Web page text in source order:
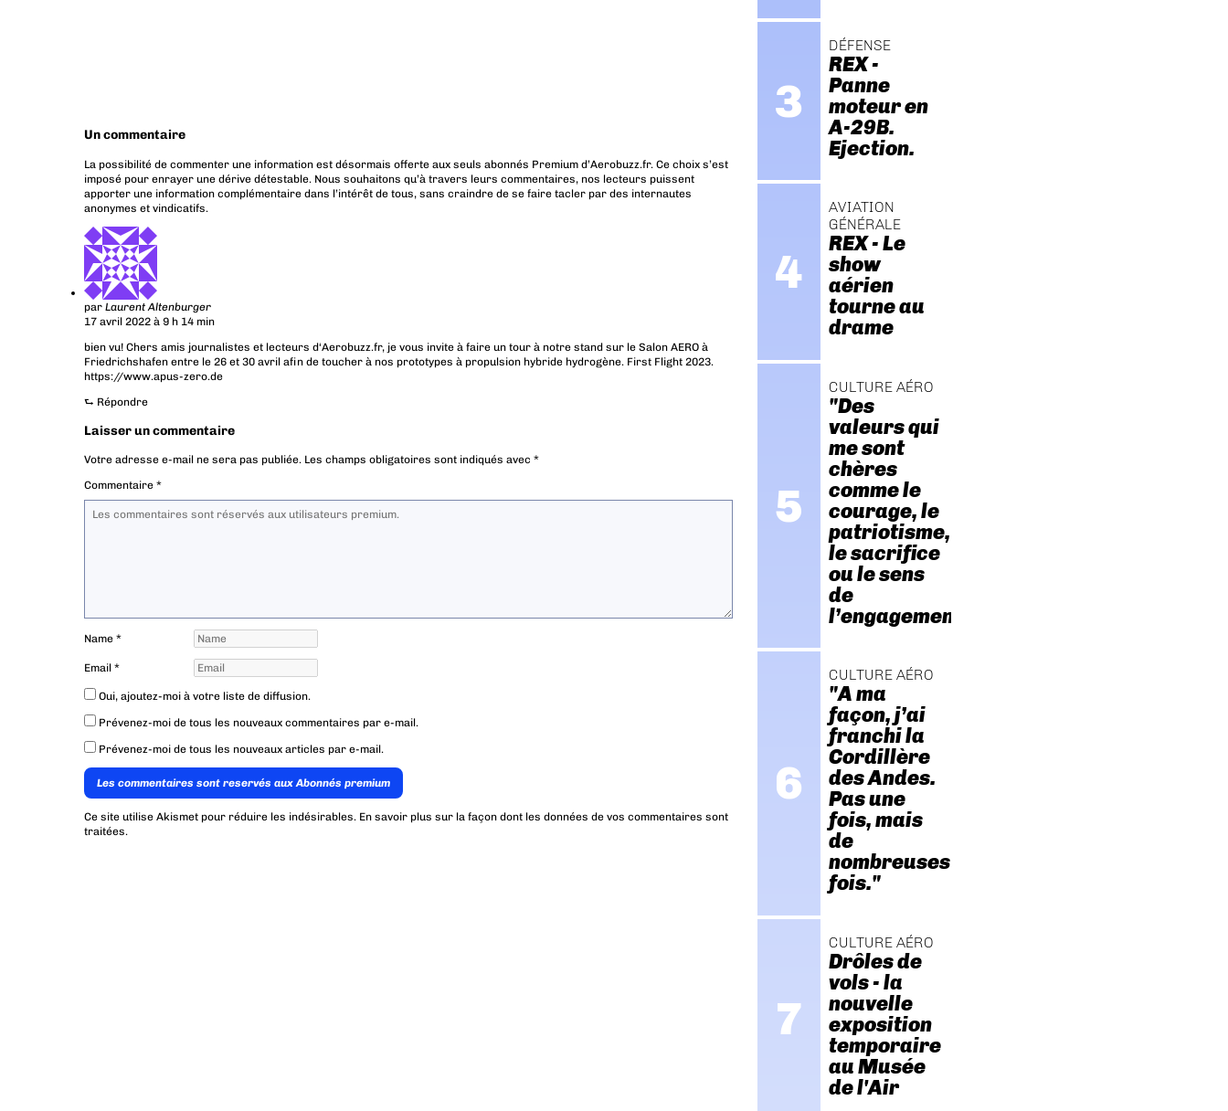
Un commentaire
La possibilité de commenter une information est désormais offerte aux seuls abonnés Premium d’Aerobuzz.fr. Ce choix s’est
imposé pour enrayer une dérive détestable. Nous souhaitons qu’à travers leurs commentaires, nos lecteurs puissent
apporter une information complémentaire dans l’intérêt de tous, sans craindre de se faire tacler par des internautes
anonymes et vindicatifs.
par Laurent Altenburger
17 avril 2022 à 9 h 14 min
bien vu! Chers amis journalistes et lecteurs d‘Aerobuzz.fr, je vous invite à faire un tour à notre stand sur le Salon AERO à
Friedrichshafen entre le 26 et 30 avril afin de toucher à nos prototypes à propulsion hybride hydrogène. First Flight 2023.
https://www.apus-zero.de
⮑ Répondre
Laisser un commentaire
Votre adresse e-mail ne sera pas publiée. Les champs obligatoires sont indiqués avec *
Commentaire *
Name *
Email *
Oui, ajoutez-moi à votre liste de diffusion.
Prévenez-moi de tous les nouveaux commentaires par e-mail.
Prévenez-moi de tous les nouveaux articles par e-mail.
Les commentaires sont reservés aux Abonnés premium
Ce site utilise Akismet pour réduire les indésirables. En savoir plus sur la façon dont les données de vos commentaires sont
traitées.
DÉFENSE
REX -
Panne
moteur en
A-29B.
Ejection.
AVIATION
GÉNÉRALE
REX - Le
show
aérien
tourne au
drame
CULTURE AÉRO
"Des
valeurs qui
me sont
chères
comme le
courage, le
patriotisme,
le sacrifice
ou le sens
de
l’engagement."
CULTURE AÉRO
"A ma
façon, j’ai
franchi la
Cordillère
des Andes.
Pas une
fois, mais
de
nombreuses
fois."
CULTURE AÉRO
Drôles de
vols - la
nouvelle
exposition
temporaire
au Musée
de l'Air